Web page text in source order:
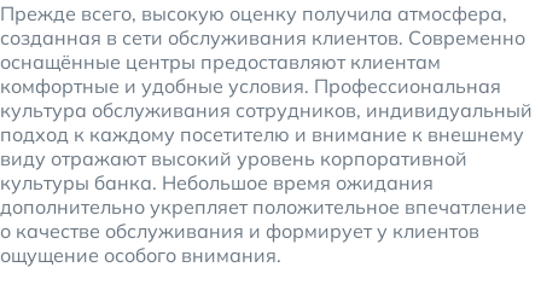
Прежде всего, высокую оценку получила атмосфера,
созданная в сети обслуживания клиентов. Современно
оснащённые центры предоставляют клиентам
комфортные и удобные условия. Профессиональная
культура обслуживания сотрудников, индивидуальный
подход к каждому посетителю и внимание к внешнему
виду отражают высокий уровень корпоративной
культуры банка. Небольшое время ожидания
дополнительно укрепляет положительное впечатление
о качестве обслуживания и формирует у клиентов
ощущение особого внимания.